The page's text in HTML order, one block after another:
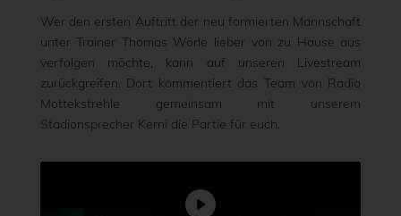
Wer den ersten Auftritt der neu formierten Mannschaft
unter Trainer Thomas Wörle lieber von zu Hause aus
verfolgen möchte, kann auf unseren Livestream
zurückgreifen. Dort kommentiert das Team von Radio
Mottekstrehle gemeinsam mit unserem
Stadionsprecher Kerni die Partie für euch.